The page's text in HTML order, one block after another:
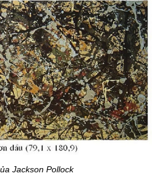
Jackson Pollock